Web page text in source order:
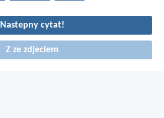
Nastepny cytat!
Z ze zdjeciem